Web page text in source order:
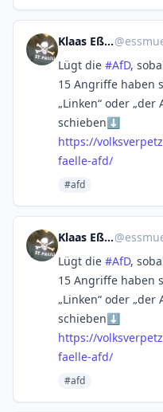
Klaas Eßmüller@
Lügt die #AfD,
15 Angriffe haben
„Linken“ oder „der
schieben⬇️
https://
faelle-afd/
#afd
Klaas Eßmüller@
Lügt die #AfD,
15 Angriffe haben
„Linken“ oder „der
schieben⬇️
https://
faelle-afd/
#afd